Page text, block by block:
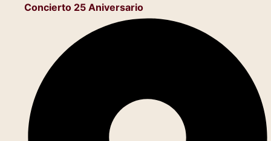
Concierto 25 Aniversario